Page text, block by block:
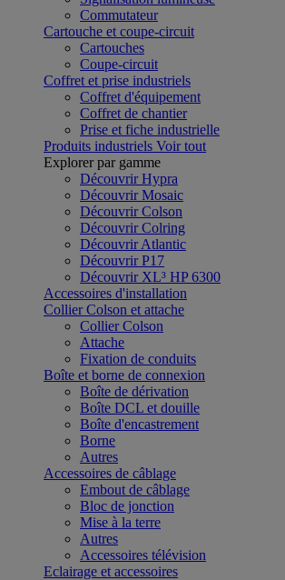
Commutateur
Cartouche et coupe-circuit
Cartouches
Coupe-circuit
Coffret et prise industriels
Coffret d'équipement
Coffret de chantier
Prise et fiche industrielle
Produits industriels Voir tout
Explorer par gamme
Découvrir Hypra
Découvrir Mosaic
Découvrir Colson
Découvrir Colring
Découvrir Atlantic
Découvrir P17
Découvrir XL³ HP 6300
Accessoires d'installation
Collier Colson et attache
Collier Colson
Attache
Fixation de conduits
Boîte et borne de connexion
Boîte de dérivation
Boîte DCL et douille
Boîte d'encastrement
Borne
Autres
Accessoires de câblage
Embout de câblage
Bloc de jonction
Mise à la terre
Autres
Accessoires télévision
Eclairage et accessoires